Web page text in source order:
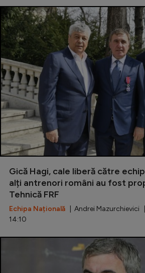
Gică Hagi, cale liberă către
alți antrenori români au fost
Tehnică FRF
Echipa Națională | Andrei Mazurchievici
14:10